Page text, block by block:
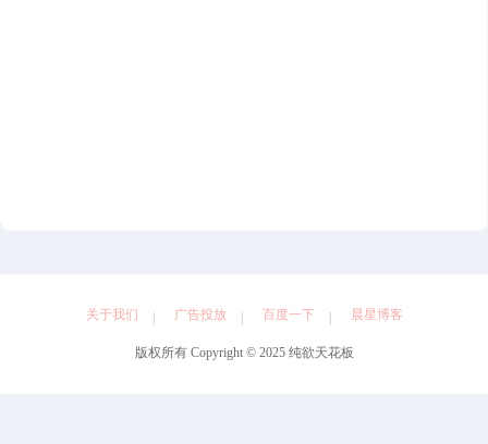
关于我们 广告投放 百度一下 晨星博客
版权所有 Copyright © 2025 纯欲天花板